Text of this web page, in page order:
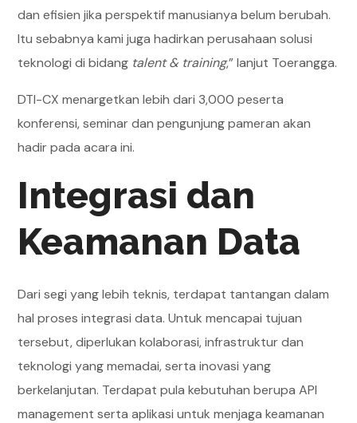
dan efisien jika perspektif manusianya belum berubah.
Itu sebabnya kami juga hadirkan perusahaan solusi
teknologi di bidang talent & training,” lanjut Toerangga.
DTI-CX menargetkan lebih dari 3,000 peserta
konferensi, seminar dan pengunjung pameran akan
hadir pada acara ini.
Integrasi dan
Keamanan Data
Dari segi yang lebih teknis, terdapat tantangan dalam
hal proses integrasi data. Untuk mencapai tujuan
tersebut, diperlukan kolaborasi, infrastruktur dan
teknologi yang memadai, serta inovasi yang
berkelanjutan. Terdapat pula kebutuhan berupa API
management serta aplikasi untuk menjaga keamanan